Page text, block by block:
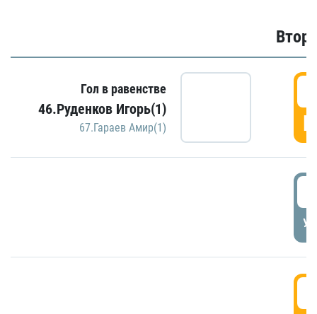
Гол в равенстве
46.Руденков Игорь(1)
67.Гараев Амир(1)